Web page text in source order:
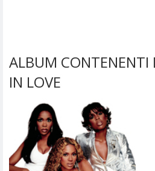
ALBUM CONTENENTI
IN LOVE